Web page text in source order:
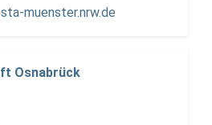
muenster.nrw.de
Osnabrück